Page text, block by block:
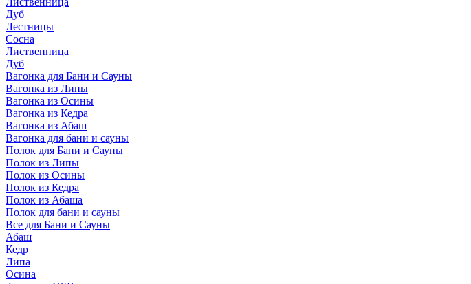
Дуб
Лестницы
Сосна
Лиственница
Дуб
Вагонка для Бани и Сауны
Вагонка из Липы
Вагонка из Осины
Вагонка из Кедра
Вагонка из Абаш
Вагонка для бани и сауны
Полок для Бани и Сауны
Полок из Липы
Полок из Осины
Полок из Кедра
Полок из Абаша
Полок для бани и сауны
Все для Бани и Сауны
Абаш
Кедр
Липа
Осина